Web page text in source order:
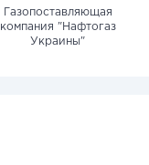
Газопоставляющая
компания "Нафтогаз
Украины"